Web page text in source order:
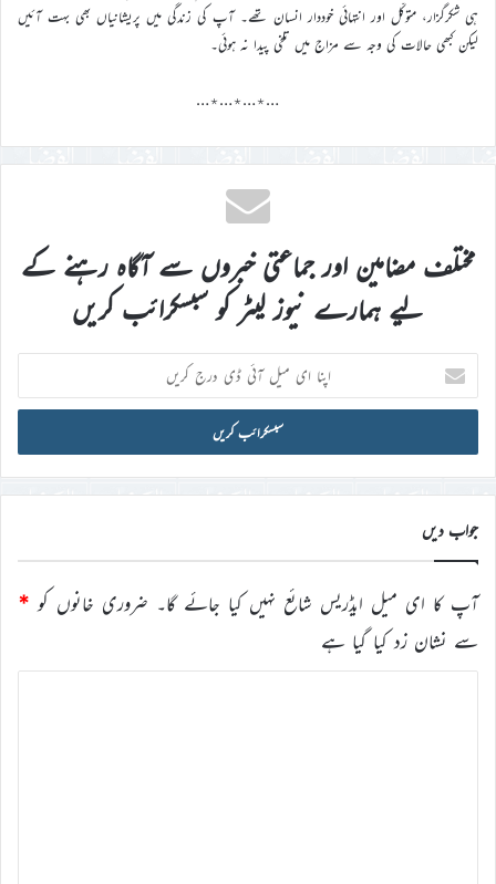
ہی شکرگزار، متوکّل اور انتہائی خوددار انسان تھے۔ آپ کی زندگی میں پریشانیاں بھی بہت آئیں
لیکن کبھی حالات کی وجہ سے مزاج میں تلخی پیدا نہ ہوئی۔
…٭…٭…٭…
مختلف مضامین اور جماعتی خبروں سے آگاہ رہنے کے
لیے ہمارے نیوز لیٹر کو سبسکرائب کریں
اپنا
ای
میل
ڈی
درج
کریں
جواب دیں
آپ کا ای میل ایڈریس شائع نہیں کیا جائے گا۔ ضروری خانوں کو *
سے نشان زد کیا گیا ہے